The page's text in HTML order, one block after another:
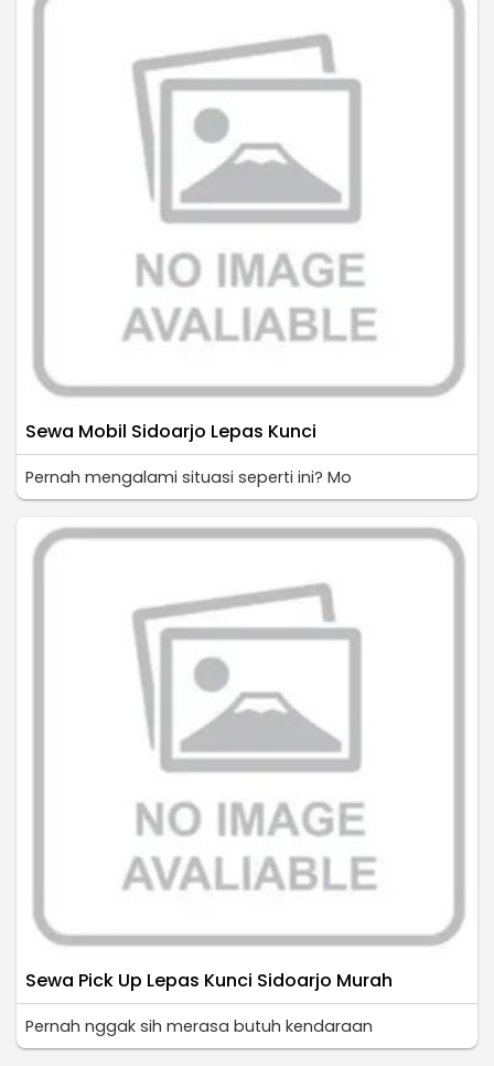
Sewa Mobil Sidoarjo Lepas Kunci
Pernah mengalami situasi seperti ini? Mo
Sewa Pick Up Lepas Kunci Sidoarjo Murah
Pernah nggak sih merasa butuh kendaraan